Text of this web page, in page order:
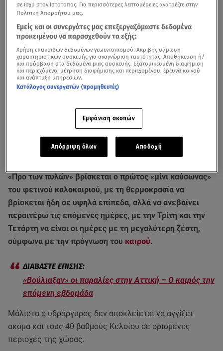
«Προ των πυλών» βρίσκεται ο πρώτος «μίνι καύσωνας»
του φετινού καλοκαιριού, με τη θερμοκρασία να
βρίσκεται ήδη σε υψηλά επίπεδα, αλλά να ανεβαίνει
περαιτέρω τις επόμενες ημέρες, με την Τρίτη και την
Τετάρτη να είναι οι ημέρες με τη μεγαλύτερη ζέστη,
σύμφωνα με την πρόγνωση του καιρού.
«Βούλιαξαν» οι παραλίες στην Αττική – Ο καιρός την
επόμενη εβδομάδα
Μάλιστα ο υδράργυρος δεν αποκλείεται να αγγίξει
ακόμα και τους 40 βαθμούς Κελσίου σε ορισμένες
περιοχές της χώρας.
σε ισχύ στον Ιστότοπος. Για περισσότερες λεπτομέρειες ανατρέξτε στην
Πολιτική Απορρήτου μας.
Εμείς και οι συνεργάτες μας επεξεργαζόμαστε δεδομένα
προκειμένου να παρασχεθούν τα εξής:
Χρήση επακριβών δεδομένων γεωεντοπισμού. Ακριβής σάρωση
χαρακτηριστικών συσκευής για αναγνώριση ταυτότητας. Αποθήκευση ή/
και πρόσβαση στα δεδομένα μιας συσκευής. Εξατομικευμένη διαφήμιση
και περιεχόμενο, μέτρηση διαφήμισης και περιεχομένου, έρευνα κοινού
και ανάπτυξη υπηρεσιών.
Κατάλογος συνεργατών (προμηθευτές)
Εμφάνιση σκοπών
Απόρριψη όλων Αποδοχή